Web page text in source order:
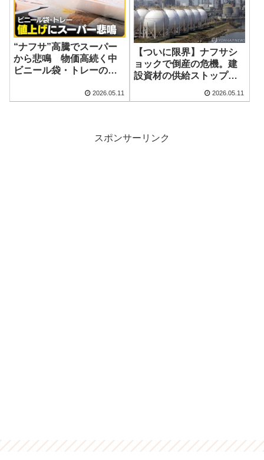
“ナフサ”高騰でスーパー
から悲鳴 物価高続く中
ビニール袋・トレーの仕
ん売りづらくなる」2026.05.11
【ついに限界】ナフサシ
ョックで倒産の危機。建
設資材の供給ストップと
2026.05.11
スポンサーリンク